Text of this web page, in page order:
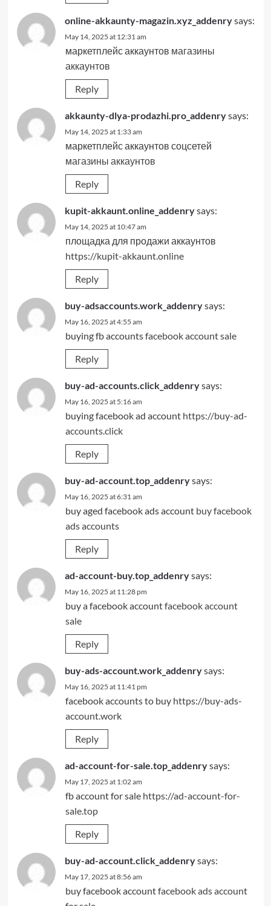
online-akkaunty-magazin.xyz_addenrysays:
May 14, 2025 at 12:31 am
маркетплейс аккаунтов магазины
аккаунтов
Reply
akkaunty-dlya-prodazhi.pro_addenrysays:
May 14, 2025 at 1:33 am
маркетплейс аккаунтов соцсетей
магазины аккаунтов
Reply
kupit-akkaunt.online_addenrysays:
May 14, 2025 at 10:47 am
площадка для продажи аккаунтов
https://kupit-akkaunt.online
Reply
buy-adsaccounts.work_addenrysays:
May 16, 2025 at 4:55 am
buying fb accountsfacebook account sale
Reply
buy-ad-accounts.click_addenrysays:
May 16, 2025 at 5:16 am
buying facebook ad account https://buy-ad-
accounts.click
Reply
buy-ad-account.top_addenrysays:
May 16, 2025 at 6:31 am
buy aged facebook ads account buy facebook
ads accounts
Reply
ad-account-buy.top_addenrysays:
May 16, 2025 at 11:28 pm
buy a facebook accountfacebook account
sale
Reply
buy-ads-account.work_addenrysays:
May 16, 2025 at 11:41 pm
facebook accounts to buy https://buy-ads-
account.work
Reply
ad-account-for-sale.top_addenrysays:
May 17, 2025 at 1:02 am
fb account for sale https://ad-account-for-
sale.top
Reply
buy-ad-account.click_addenrysays:
May 17, 2025 at 8:56 am
buy facebook accountfacebook ads account